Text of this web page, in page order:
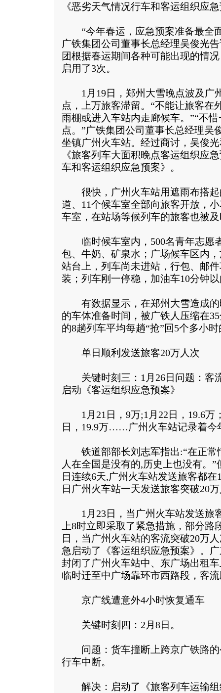
《恶劣天气情况行车和客运组织应
“今年春运，应急预案准备最全
广铁集团公司董事长总经理吴俊光
团根据春运期间各种可能出现的情
启用了3次。
1月19日，郑州大雪晚点波及广
点，上万旅客滞留。“不能让旅客在
雨棚或进入车站内走廊候车。”“不
点。”广铁集团公司董事长总经理吴
坐镇广州火车站。经过商讨，吴俊
《旅客列车大面积晚点客运组织应
车和客运组织应急预案》。
很快，广州火车站用遮雨布搭起
道、11个候车室全部向旅客开放，
车室，在站场等候列车的旅客也被
临时候车室内，500名青年志愿
包、牛奶、矿泉水；广场候车区内
站台上，列车尚未进站，行包、邮
装；列车刚一停稳，加油车10分钟
有数据显示，在郑州大雪造成的
的车体准备时间，被广铁人压缩在
的8趟列车平均每趟“抢”回5个多小
单日顺利发送旅客20万人次
关键时刻三：1月26日问题：客
启动《客运组织应急预案》
1月21日，9万;1月22日，19.6万
日，19.9万……广州火车站记录着今
铁道部部长刘志军指出:“在正常
人在全国是没有的,历史上也没有。”
日连续6天,广州火车站发送旅客都在
日广州火车站一天发送旅客突破20
1月23日，当广州火车站发送旅
上8时立即采取了紧急措施，部分路
日，当广州火车站的客流突破20万
急启动了《客运组织应急预案》。
封闭了广州火车站中、东广场出租
临时迁至中广场靠环市西路段，客
京广线遭意外4小时恢复通车
关键时刻四：2月8日。
问题：货车撞断上跨京广铁路的
行车中断。
解决：启动了《旅客列车运输组